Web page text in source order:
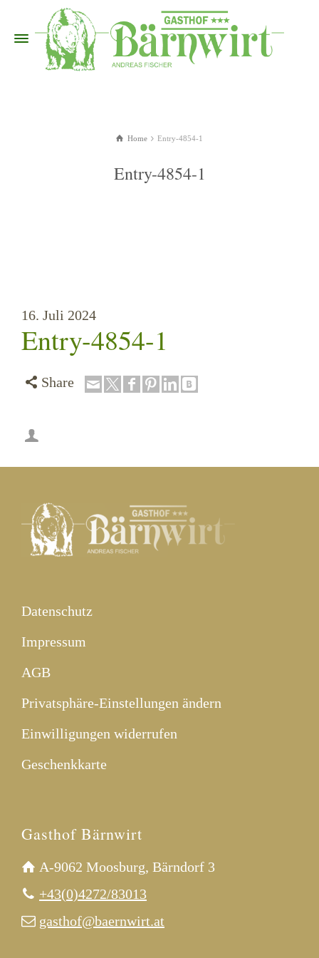
Home Entry-4854-1
Entry-4854-1
16. Juli 2024
Entry-4854-1
Share
Datenschutz
Impressum
AGB
Privatsphäre-Einstellungen ändern
Einwilligungen widerrufen
Geschenkkarte
Gasthof Bärnwirt
A-9062 Moosburg, Bärndorf 3
+43(0)4272/83013
gasthof@baernwirt.at